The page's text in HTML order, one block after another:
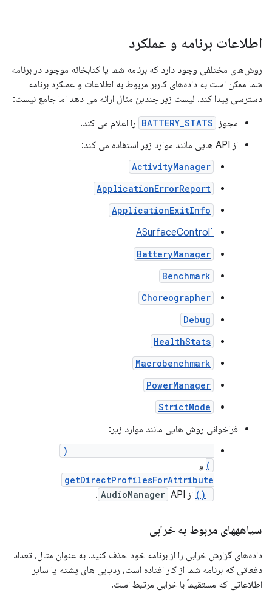
اطلاعات برنامه و عملکرد
روش‌های مختلفی وجود دارد که برنامه شما یا کتابخانه موجود در برنامه
شما ممکن است به داده‌های کاربر مربوط به اطلاعات و عملکرد برنامه
دسترسی پیدا کند. لیست زیر چندین مثال ارائه می دهد اما جامع نیست:
مجوز
BATTERY_STATS را اعلام می کند.
از API هایی مانند موارد زیر استفاده می کند:
ActivityManager
ApplicationErrorReport
ApplicationExitInfo
`ASurfaceControl
BatteryManager
Benchmark
Choreographer
Debug
HealthStats
Macrobenchmark
PowerManager
StrictMode
فراخوانی روش هایی مانند موارد زیر:
getAudioDevicesForAttributes(
) و
getDirectProfilesForAttribute
از AudioManager API.
سیاهههای مربوط به خرابی
داده‌های گزارش خرابی را از برنامه خود حذف کنید. به عنوان مثال، تعداد
دفعاتی که برنامه شما از کار افتاده است، ردیابی های پشته یا سایر
اطلاعاتی که مستقیماً با خرابی مرتبط است.